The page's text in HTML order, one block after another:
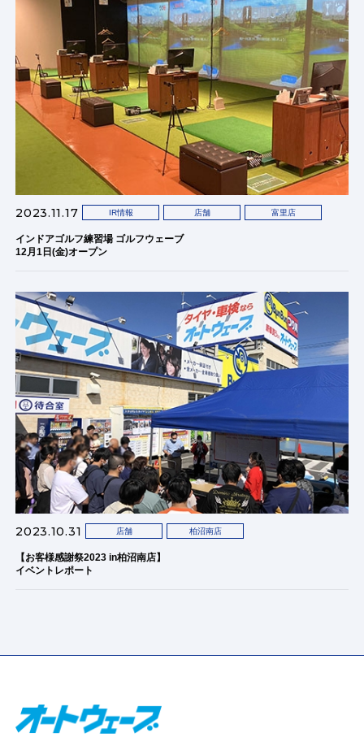
2023.11.17 IR情報 店舗 富里店
インドアゴルフ練習場 ゴルフウェーブ
12月1日(金)オープン
2023.10.31 店舗 柏沼南店
【お客様感謝祭2023 in柏沼南店】
イベントレポート